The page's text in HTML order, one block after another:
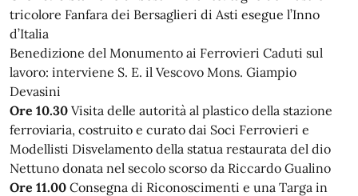
tricolore Fanfara dei Bersaglieri di Asti esegue l’Inno
d’Italia
Benedizione del Monumento ai Ferrovieri Caduti sul
lavoro: interviene S. E. il Vescovo Mons. Giampio
Devasini
Ore 10.30 Visita delle autorità al plastico della stazione
ferroviaria, costruito e curato dai Soci Ferrovieri e
Modellisti Disvelamento della statua restaurata del dio
Nettuno donata nel secolo scorso da Riccardo Gualino
Ore 11.00 Consegna di Riconoscimenti e una Targa in